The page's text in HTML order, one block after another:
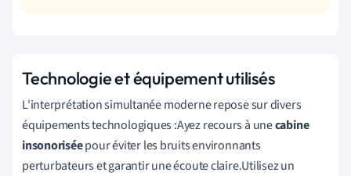
Technologie et équipement utilisés
L'interprétation simultanée moderne repose sur divers
équipements technologiques :Ayez recours à unecabine
insonoriséepour éviter les bruits environnants
perturbateurs et garantir une écoute claire.Utilisez un